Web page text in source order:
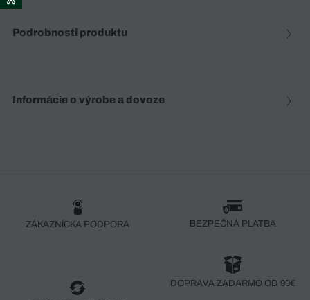
Podrobnosti produktu
Informácie o výrobe a dovoze
ZÁKAZNÍCKA PODPORA BEZPEČNÁ PLATBA
DOPRAVA ZADARMO OD 90€